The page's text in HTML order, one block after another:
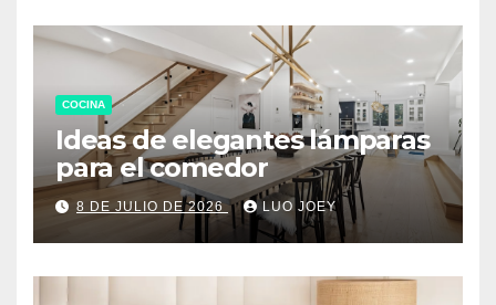
COCINA
Ideas de elegantes lámparas
para el comedor
8 DE JULIO DE 2026 LUO JOEY